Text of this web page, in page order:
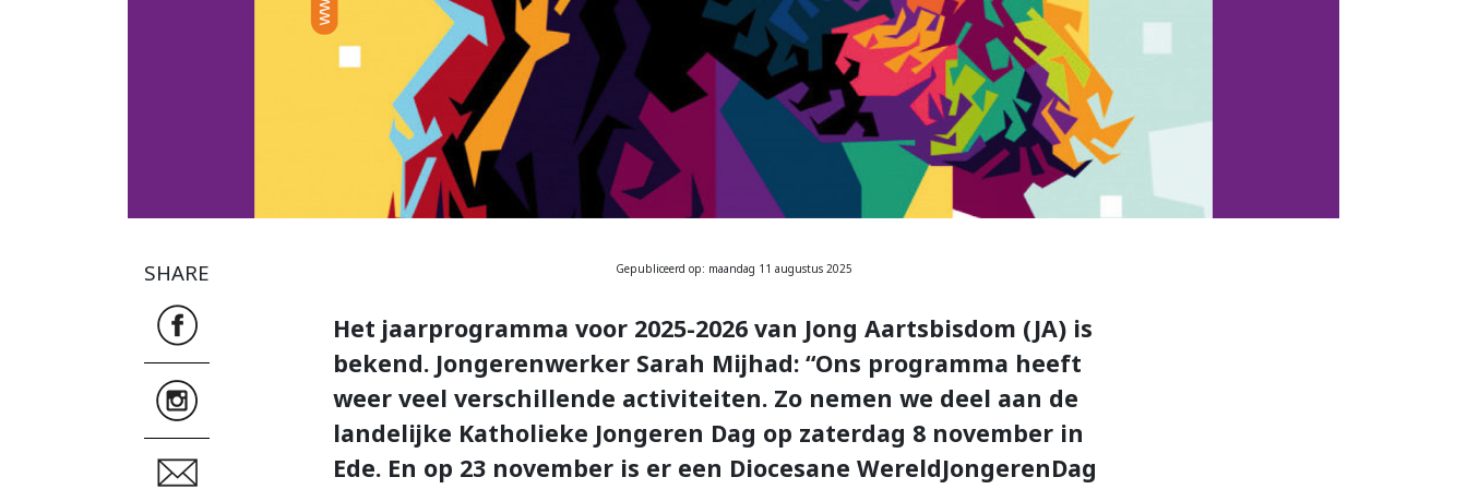
SHARE Gepubliceerd op: maandag 11 augustus 2025
Het jaarprogramma voor 2025-2026 van Jong Aartsbisdom (JA) is
bekend. Jongerenwerker Sarah Mijhad: “Ons programma heeft
weer veel verschillende activiteiten. Zo nemen we deel aan de
landelijke Katholieke Jongeren Dag op zaterdag 8 november in
Ede. En op 23 november is er een Diocesane WereldJongerenDag